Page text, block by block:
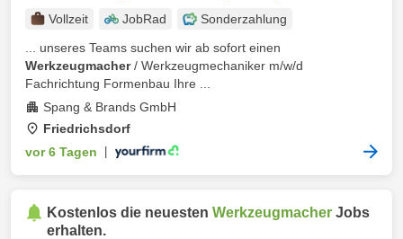
Vollzeit JobRad
Sonderzahlung
... unseres Teams suchen wir ab sofort einen
Werkzeugmacher/ Werkzeugmechaniker m/w/d
Fachrichtung Formenbau Ihre ...
Spang & Brands GmbH
Friedrichsdorf
vor 6 Tagen
Kostenlos die neuesten Werkzeugmacher Jobs
erhalten.